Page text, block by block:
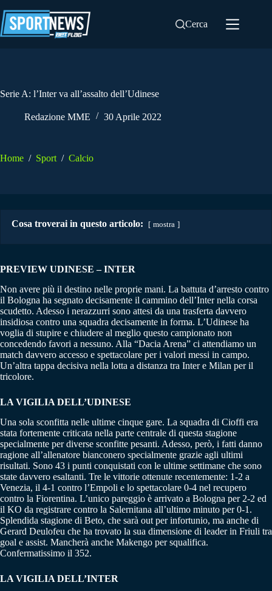
al
contenuto
Cerca
Serie A: l’Inter va all’assalto dell’Udinese
Redazione MME 30 Aprile 2022
Home / Sport / Calcio
Cosa troverai in questo articolo: mostra
PREVIEW UDINESE – INTER
Non avere più il destino nelle proprie mani. La battuta d’arresto contro
il Bologna ha segnato decisamente il cammino dell’Inter nella corsa
scudetto. Adesso i nerazzurri sono attesi da una trasferta davvero
insidiosa contro una squadra decisamente in forma. L’Udinese ha
voglia di stupire e chiudere al meglio questo campionato non
concedendo favori a nessuno. Alla “Dacia Arena” ci attendiamo un
match davvero accesso e spettacolare per i valori messi in campo.
Un’altra tappa decisiva nella lotta a distanza tra Inter e Milan per il
tricolore.
LA VIGILIA DELL’UDINESE
Una sola sconfitta nelle ultime cinque gare. La squadra di Cioffi era
stata fortemente criticata nella parte centrale di questa stagione
specialmente per diverse sconfitte pesanti. Adesso, però, i fatti danno
ragione all’allenatore bianconero specialmente grazie agli ultimi
risultati. Sono 43 i punti conquistati con le ultime settimane che sono
state davvero esaltanti. Tre le vittorie ottenute recentemente: 1-2 a
Venezia, il 4-1 contro l’Empoli e lo spettacolare 0-4 nel recupero
contro la Fiorentina. L’unico pareggio è arrivato a Bologna per 2-2 ed
il KO da registrare contro la Salernitana all’ultimo minuto per 0-1.
Splendida stagione di Beto, che sarà out per infortunio, ma anche di
Gerard Deulofeu che ha trovato la sua dimensione di leader in Friuli tra
goal e assist. Mancherà anche Makengo per squalifica.
Confermatissimo il 352.
LA VIGILIA DELL’INTER